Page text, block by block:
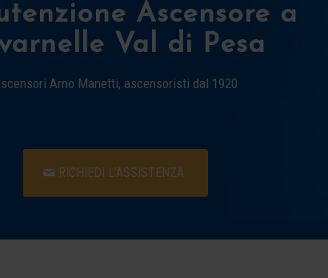
Ascensore a
Val di Pesa
Arno Manetti, ascensoristi dal 1920
RICHIEDI L’ASSISTENZA